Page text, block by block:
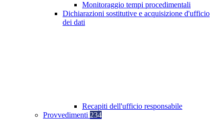
Monitoraggio tempi procedimentali
Dichiarazioni sostitutive e acquisizione d'ufficio
dei dati
Recapiti dell'ufficio responsabile
Provvedimenti 234